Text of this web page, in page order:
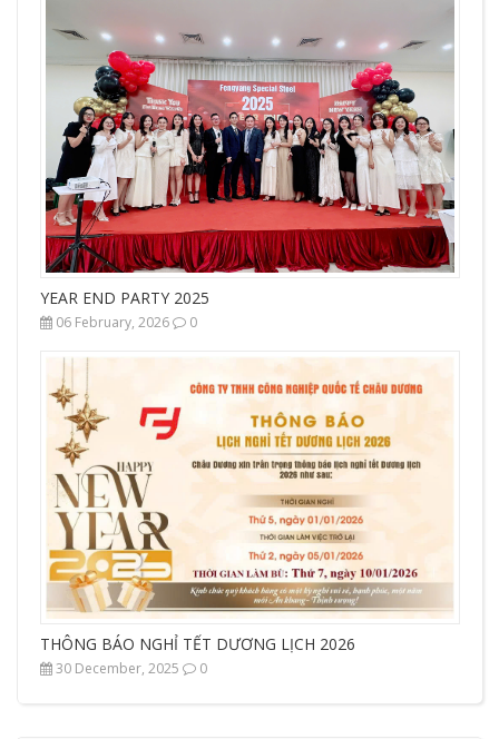
YEAR END PARTY 2025
06 February, 2026 0
THÔNG BÁO NGHỈ TẾT DƯƠNG LỊCH 2026
30 December, 2025 0